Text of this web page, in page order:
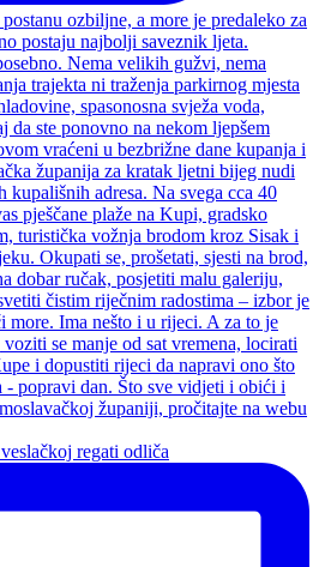
regati odliča